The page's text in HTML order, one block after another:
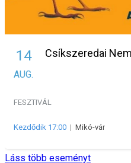
14
AUG.
Csíkszeredai
FESZTIVÁL
Kezdődik 17:00 | Mikó-vár
Láss több eseményt